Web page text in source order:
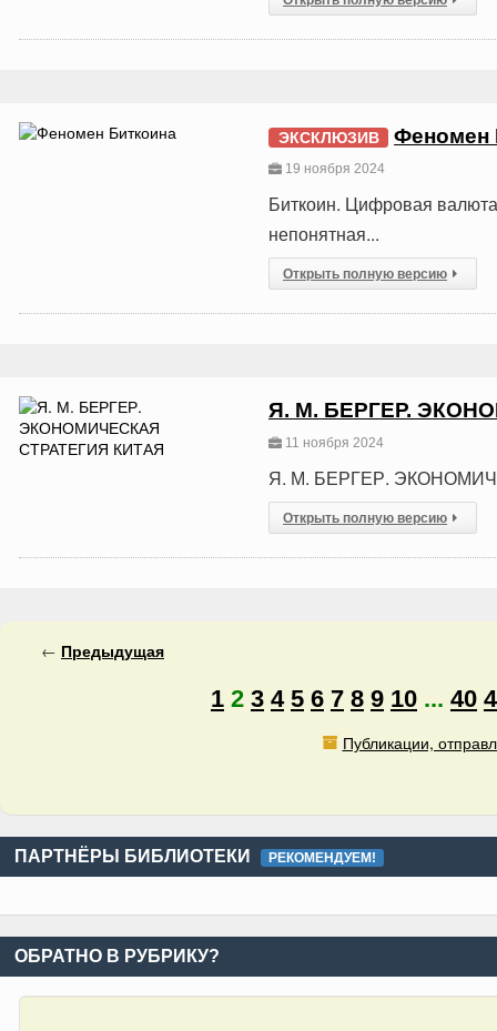
ЭКСКЛЮЗИВ Феномен
19 ноября 2024
Биткоин. Цифровая
непонятная...
Открыть полную версию
Я. М. БЕРГЕР.
11 ноября 2024
Я. М. БЕРГЕР.
Открыть полную версию
← Предыдущая
1 2 3 4 5 6 7 8 9 10 ... 40
Публикации,
ПАРТНЁРЫ БИБЛИОТЕКИ РЕКОМЕНДУЕМ!
ОБРАТНО В РУБРИКУ?